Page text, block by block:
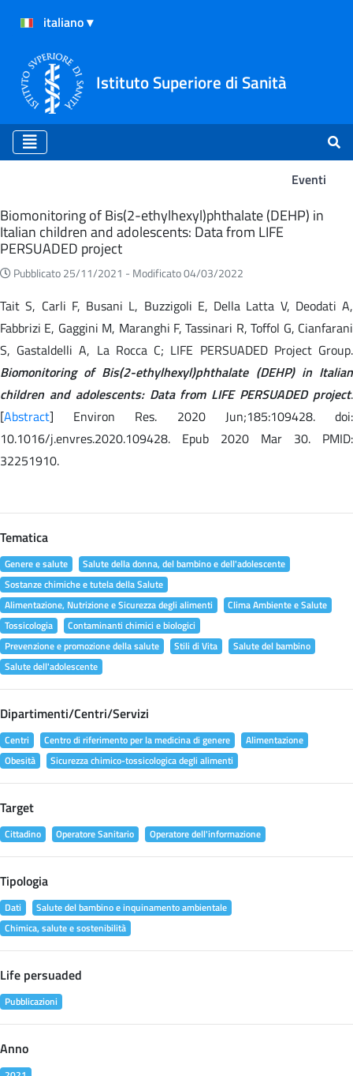
Istituto Superiore di Sanità
Eventi
Eventi
Biomonitoring of Bis(2-ethylhexyl)phthalate (DEHP) in
Italian children and adolescents: Data from LIFE
PERSUADED project
Pubblicato 25/11/2021 - Modificato 04/03/2022
Tait S, Carli F, Busani L, Buzzigoli E, Della Latta V, Deodati A,
Fabbrizi E, Gaggini M, Maranghi F, Tassinari R, Toffol G, Cianfarani
S, Gastaldelli A, La Rocca C; LIFE PERSUADED Project Group.
Biomonitoring of Bis(2-ethylhexyl)phthalate (DEHP) in Italian
children and adolescents: Data from LIFE PERSUADED project.
[Abstract] Environ Res. 2020 Jun;185:109428. doi:
10.1016/j.envres.2020.109428. Epub 2020 Mar 30. PMID:
32251910.
Tematica
Genere e salute
Salute della donna, del bambino e dell'adolescente
Sostanze chimiche e tutela della Salute
Alimentazione, Nutrizione e Sicurezza degli alimenti
Clima Ambiente e Salute
Tossicologia
Contaminanti chimici e biologici
Prevenzione e promozione della salute
Stili di Vita
Salute del bambino
Salute dell'adolescente
Dipartimenti/Centri/Servizi
Centri Centro di riferimento per la medicina di genere
Alimentazione
Obesità
Sicurezza chimico-tossicologica degli alimenti
Target
Cittadino Operatore Sanitario Operatore dell'informazione
Tipologia
Dati
Salute del bambino e inquinamento ambientale
Chimica, salute e sostenibilità
Life persuaded
Pubblicazioni
Anno